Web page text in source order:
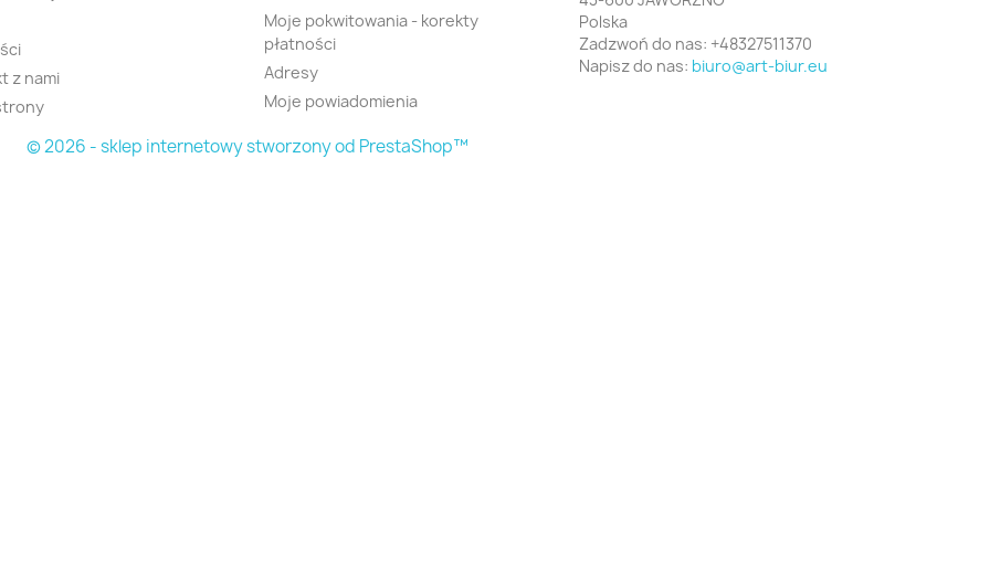
z nami
Moje pokwitowania - korekty
płatności
Adresy
Moje powiadomienia
Polska
Zadzwoń do nas: +48327511370
Napisz do nas: biuro@art-biur.eu
© 2026 - sklep internetowy stworzony od PrestaShop™